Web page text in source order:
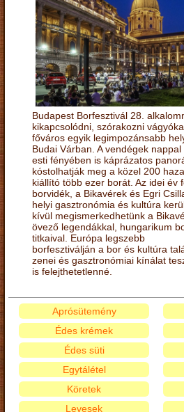
Budapest Borfesztivál 28.
kikapcsolódni, szórakozni
főváros egyik legimpozánsabb
Budai Várban. A vendégek nappal
esti fényében is káprázatos
kóstolhatják meg a közel 200
kiállító több ezer borát. Az idei év
borvidék, a Bikavérek és Egri
helyi gasztronómia és kultúra
kívül megismerkedhetünk a
övező legendákkal, hungarikum
titkaival. Európa legszebb
borfesztiválján a bor és kultúra
zenei és gasztronómiai kínálat
is felejthetetlenné.
Aprósütemény
Édes krémek
Édes süti
Egytálétel
Köretek
Levesek